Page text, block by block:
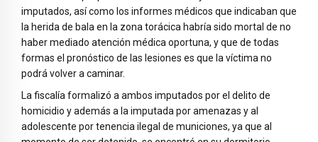
imputados, así como los informes médicos que indicaban que
la herida de bala en la zona torácica habría sido mortal de no
haber mediado atención médica oportuna, y que de todas
formas el pronóstico de las lesiones es que la víctima no
podrá volver a caminar.
La fiscalía formalizó a ambos imputados por el delito de
homicidio y además a la imputada por amenazas y al
adolescente por tenencia ilegal de municiones, ya que al